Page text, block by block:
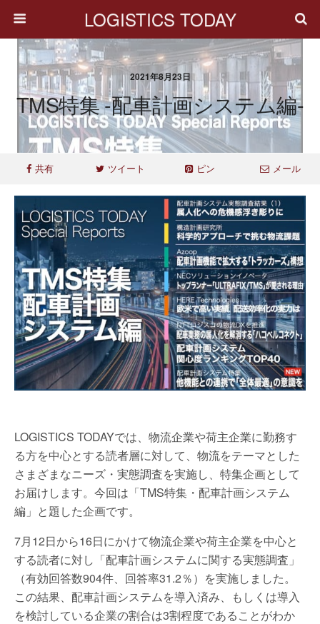
LOGISTICS TODAY
2021年8月23日
TMS特集 -配車計画システム編-
共有 ツイート ピン メール
LOGISTICS TODAYでは、物流企業や荷主企業に勤務す
る方を中心とする読者層に対して、物流をテーマとした
さまざまなニーズ・実態調査を実施し、特集企画として
お届けします。今回は「TMS特集・配車計画システム
編」と題した企画です。
7月12日から16日にかけて物流企業や荷主企業を中心と
する読者に対し「配車計画システムに関する実態調査」
（有効回答数904件、回答率31.2％）を実施しました。
この結果、配車計画システムを導入済み、もしくは導入
を検討している企業の割合は3割程度であることがわか